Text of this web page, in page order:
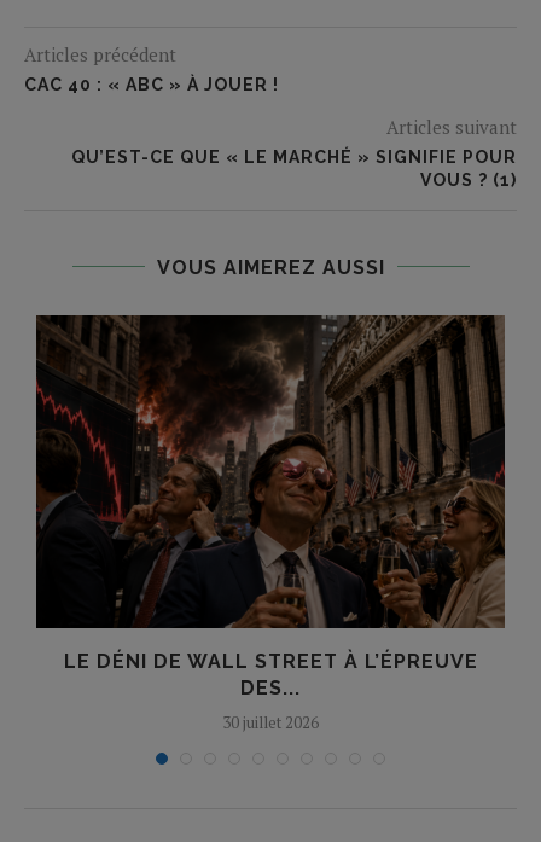
Articles précédent
CAC 40 : « ABC » À JOUER !
Articles suivant
QU’EST-CE QUE « LE MARCHÉ » SIGNIFIE POUR
VOUS ? (1)
VOUS AIMEREZ AUSSI
LE DÉNI DE WALL STREET À L’ÉPREUVE
DES...
30 juillet 2026